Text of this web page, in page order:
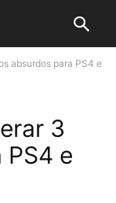
absurdos para PS4 e
3
e